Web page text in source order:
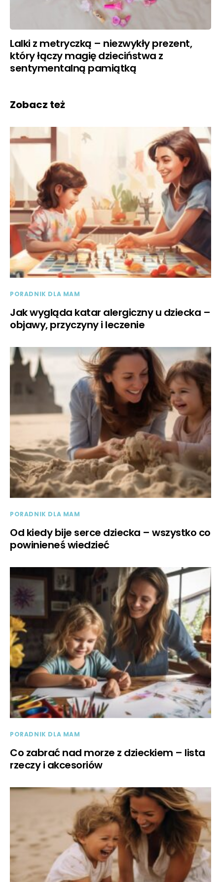
Lalki z metryczką – niezwykły prezent,
który łączy magię dzieciństwa z
sentymentalną pamiątką
Zobacz też
PORADNIK DLA MAM
Jak wygląda katar alergiczny u dziecka –
objawy, przyczyny i leczenie
PORADNIK DLA MAM
Od kiedy bije serce dziecka – wszystko co
powinieneś wiedzieć
PORADNIK DLA MAM
Co zabrać nad morze z dzieckiem – lista
rzeczy i akcesoriów